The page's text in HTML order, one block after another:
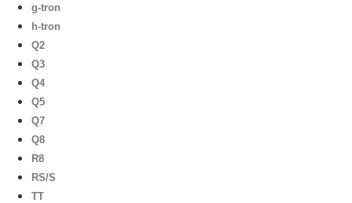
g-tron
h-tron
Q2
Q3
Q4
Q5
Q7
Q8
R8
RS/S
TT